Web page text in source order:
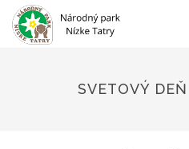
SVETOVÝ